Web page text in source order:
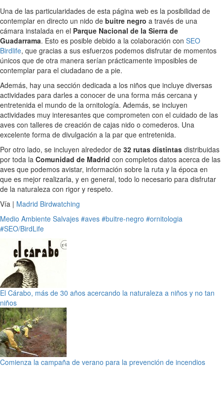
Una de las particularidades de esta página web es la posibilidad de
contemplar en directo un nido de buitre negro a través de una
cámara instalada en el Parque Nacional de la Sierra de
Guadarrama. Esto es posible debido a la colaboración con SEO
Birdlife, que gracias a sus esfuerzos podemos disfrutar de momentos
únicos que de otra manera serían prácticamente imposibles de
contemplar para el ciudadano de a pie.
Además, hay una sección dedicada a los niños que incluye diversas
actividades para darles a conocer de una forma más cercana y
entretenida el mundo de la ornitología. Además, se incluyen
actividades muy interesantes que comprometen con el cuidado de las
aves con talleres de creación de cajas nido o comederos. Una
excelente forma de divulgación a la par que entretenida.
Por otro lado, se incluyen alrededor de 32 rutas distintas distribuidas
por toda la Comunidad de Madrid con completos datos acerca de las
aves que podemos avistar, información sobre la ruta y la época en
que es mejor realizarla, y en general, todo lo necesario para disfrutar
de la naturaleza con rigor y respeto.
Vía | Madrid Birdwatching
Medio Ambiente Salvajes #aves #buitre-negro #ornitologia
#SEO/BirdLife
El Cárabo, más de 30 años acercando la naturaleza a niños y no tan
niños
Comienza la campaña de verano para la prevención de incendios